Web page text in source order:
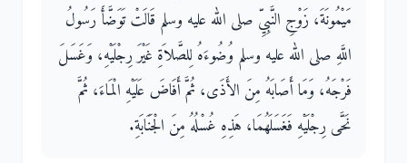
مَيْمُونَةَ، زَوْجِ النَّبِيِّ صلى الله عليه وسلم قَالَتْ تَوَضَّأَ رَسُولُ
اللَّهِ صلى الله عليه وسلم وُضُوءَهُ لِلصَّلاَةِ غَيْرَ رِجْلَيْهِ، وَغَسَلَ
فَرْجَهُ، وَمَا أَصَابَهُ مِنَ الأَذَى، ثُمَّ أَفَاضَ عَلَيْهِ الْمَاءَ، ثُمَّ
نَحَّى رِجْلَيْهِ فَغَسَلَهُمَا، هَذِهِ غُسْلُهُ مِنَ الْجَنَابَةِ‏.‏